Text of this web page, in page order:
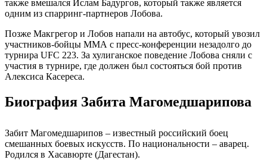
также вмешался Ислам Бадургов, который также является
одним из спарринг-партнеров Лобова.
Позже Макгрегор и Лобов напали на автобус, который увозил
участников-бойцы ММА с пресс-конференции незадолго до
турнира UFC 223. За хулиганское поведение Лобова сняли с
участия в турнире, где должен был состояться бой против
Алексиса Касереса.
Биография Забита Магомедшарипова
Забит Магомедшарипов – известный российский боец
смешанных боевых искусств. По национальности – аварец.
Родился в Хасавюрте (Дагестан).